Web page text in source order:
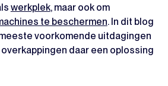
werkplek, maar ook om
te beschermen. In dit blog
voorkomende uitdagingen
daar een oplossing